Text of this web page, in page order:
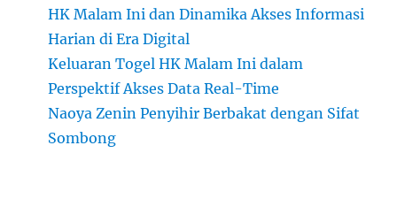
HK Malam Ini dan Dinamika Akses Informasi
Harian di Era Digital
Keluaran Togel HK Malam Ini dalam
Perspektif Akses Data Real-Time
Naoya Zenin Penyihir Berbakat dengan Sifat
Sombong